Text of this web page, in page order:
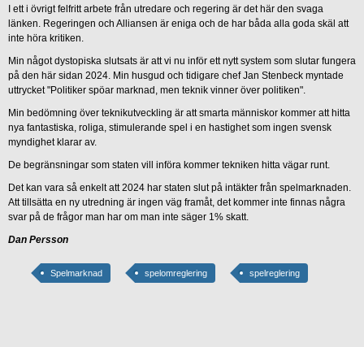
I ett i övrigt felfritt arbete från utredare och regering är det här den svaga
länken. Regeringen och Alliansen är eniga och de har båda alla goda skäl att
inte höra kritiken.
Min något dystopiska slutsats är att vi nu inför ett nytt system som slutar fungera
på den här sidan 2024. Min husgud och tidigare chef Jan Stenbeck myntade
uttrycket "Politiker spöar marknad, men teknik vinner över politiken".
Min bedömning över teknikutveckling är att smarta människor kommer att hitta
nya fantastiska, roliga, stimulerande spel i en hastighet som ingen svensk
myndighet klarar av.
De begränsningar som staten vill införa kommer tekniken hitta vägar runt.
Det kan vara så enkelt att 2024 har staten slut på intäkter från spelmarknaden.
Att tillsätta en ny utredning är ingen väg framåt, det kommer inte finnas några
svar på de frågor man har om man inte säger 1% skatt.
Dan Persson
Spelmarknad spelomreglering spelreglering